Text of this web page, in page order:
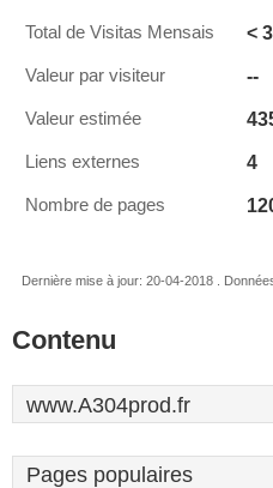
Total de Visitas Mensais <
Valeur par visiteur --
Valeur estimée
Liens externes 4
Nombre de pages
Dernière mise à jour: 20-04-2018 .
Contenu
www.A304prod.fr
Pages populaires